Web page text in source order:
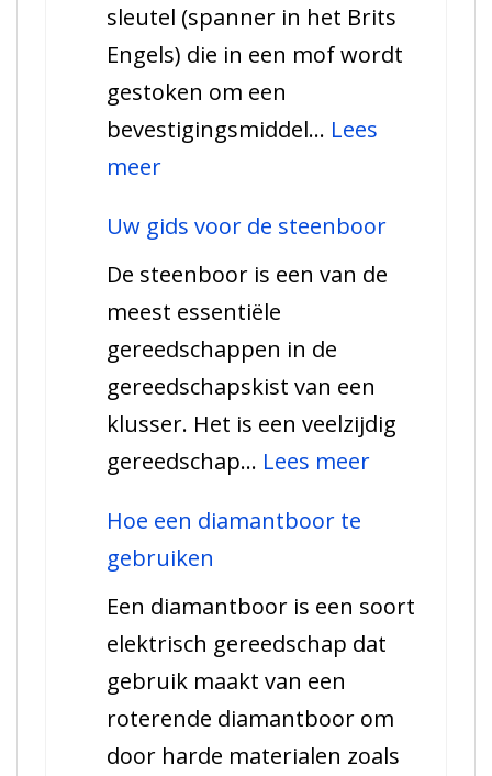
handyman’s
gids
sleutel (spanner in het Brits
Engels) die in een mof wordt
gestoken om een
bevestigingsmiddel… Lees
meer:
over
dopsleutels:
Soorten,
gebruik
en
meer!
Uw gids voor de steenboor
De steenboor is een van de
meest essentiële
gereedschappen in de
gereedschapskist van een
klusser. Het is een veelzijdig
gereedschap… Lees meer:
de
steenboor
Hoe een diamantboor te
gebruiken
Een diamantboor is een soort
elektrisch gereedschap dat
gebruik maakt van een
roterende diamantboor om
door harde materialen zoals